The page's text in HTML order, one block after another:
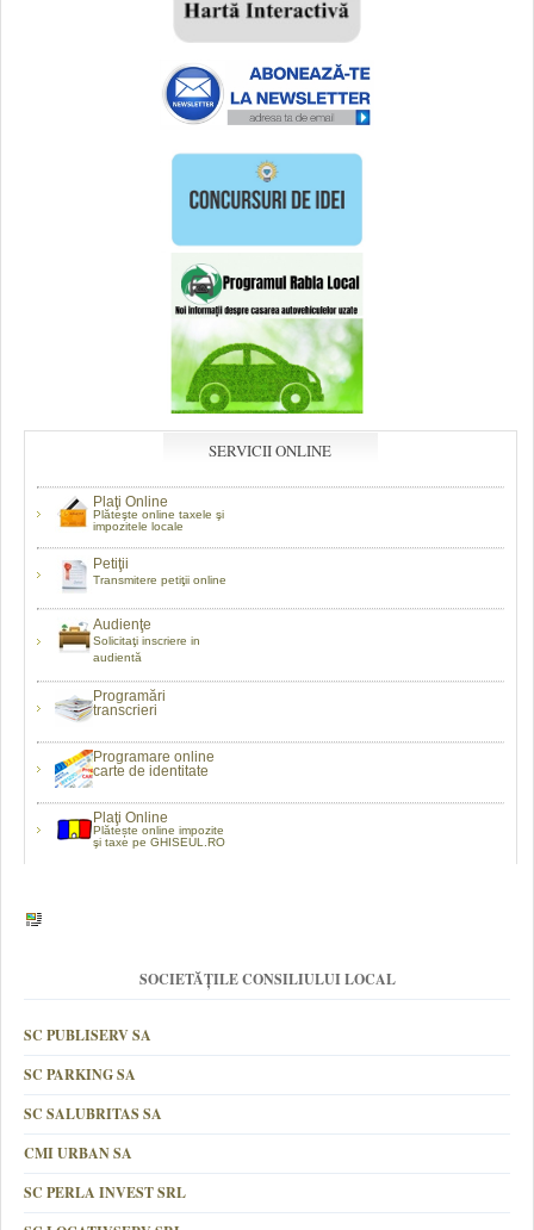
SERVICII ONLINE
Plaţi Online
Plăteşte online taxele şi
impozitele locale
Petiţii
Transmitere petiţii online
Audienţe
Solicitaţi inscriere in
audientă
Programări
transcrieri
Programare online
carte de identitate
Plaţi Online
Plătește online impozite
şi taxe pe GHISEUL.RO
SOCIETĂȚILE CONSILIULUI LOCAL
SC PUBLISERV SA
SC PARKING SA
SC SALUBRITAS SA
CMI URBAN SA
SC PERLA INVEST SRL